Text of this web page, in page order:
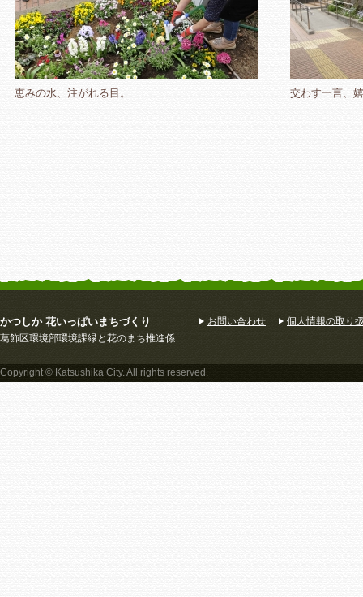
恵みの水、注がれる目。 交わす一言、
かつしか 花いっぱいまちづくり
葛飾区環境部環境課緑と花のまち推進係
お問い合わせ 個人情報の取り
Copyright © Katsushika City. All rights reserved.